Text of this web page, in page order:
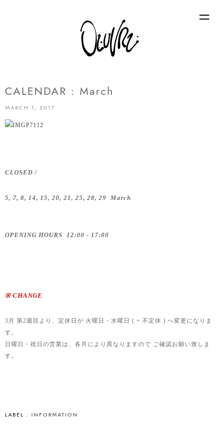
CALENDAR : March
MARCH 1, 2017
CLOSED /
5, 7, 8, 14, 15, 20, 21, 25, 28, 29 March
OPENING HOURS 12:00 - 17:00
※ CHANGE
3月 第2週目より、定休日が 火曜日・水曜日 ( + 不定休 ) へ変更になりま
す。
日曜日・祝日の営業は、各月により異なりますので ご確認お願い致しま
す。
LABEL : INFORMATION